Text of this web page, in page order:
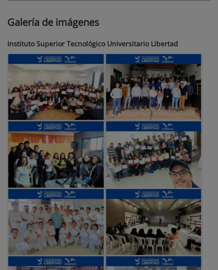
Galería de imágenes
Instituto Superior Tecnológico Universitario Libertad